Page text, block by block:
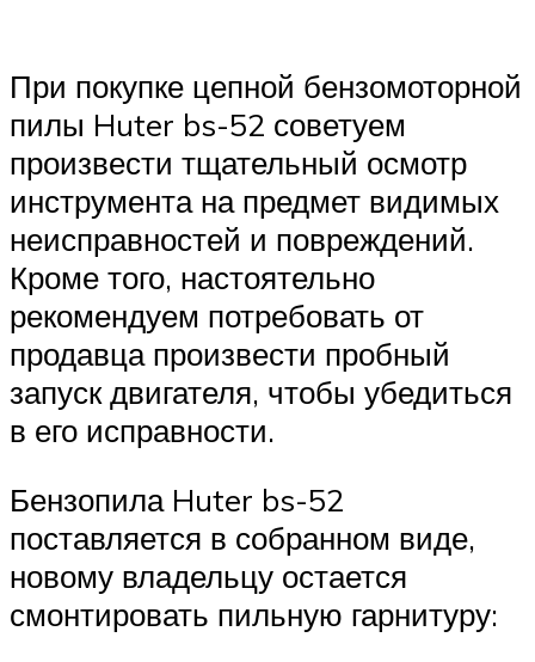
При покупке цепной бензомоторной
пилы Huter bs-52 советуем
произвести тщательный осмотр
инструмента на предмет видимых
неисправностей и повреждений.
Кроме того, настоятельно
рекомендуем потребовать от
продавца произвести пробный
запуск двигателя, чтобы убедиться
в его исправности.
Бензопила Huter bs-52
поставляется в собранном виде,
новому владельцу остается
смонтировать пильную гарнитуру: